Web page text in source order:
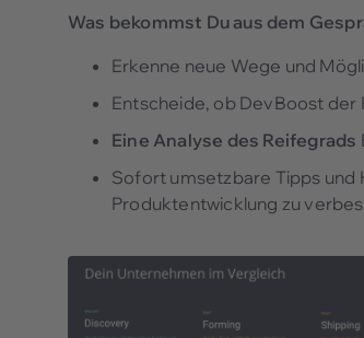
Was bekommst Du aus dem
Erkenne neue Wege und
Entscheide, ob DevBoost der
Eine Analyse des Reifegrads
Sofort umsetzbare Tipps und
Produktentwicklung zu